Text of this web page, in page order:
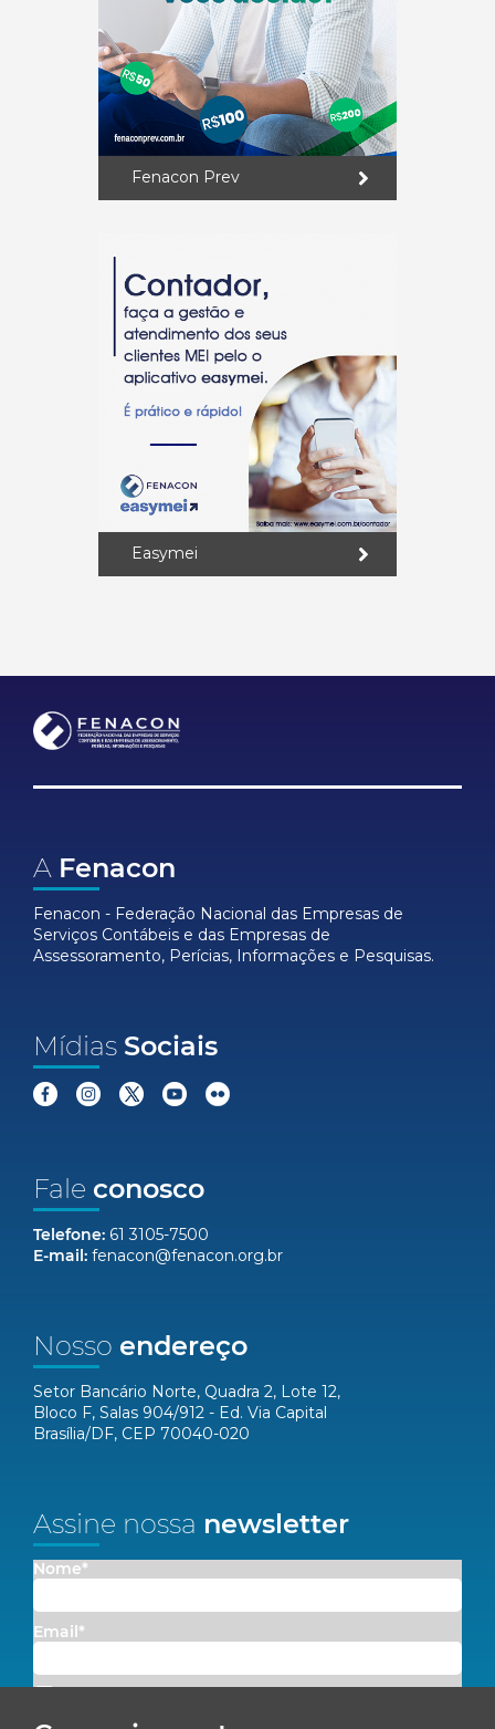
Fenacon Prev
Easymei
A Fenacon
Fenacon - Federação Nacional das Empresas de
Serviços Contábeis e das Empresas de
Assessoramento, Perícias, Informações e Pesquisas.
Mídias Sociais
Fale conosco
Telefone: 61 3105-7500
E-mail: fenacon@fenacon.org.br
Nosso endereço
Setor Bancário Norte, Quadra 2, Lote 12,
Bloco F, Salas 904/912 - Ed. Via Capital
Brasília/DF, CEP 70040-020
Assine nossa newsletter
Nome*
Email*